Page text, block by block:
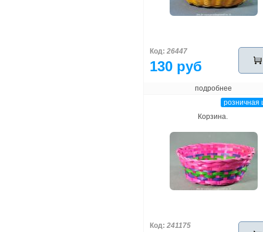
Код: 26447
130 руб
подробнее
розничная
Корзина.
Код: 241175